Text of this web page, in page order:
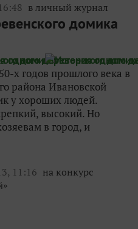
в личный журнал
домика
х годов прошлого века в
района Ивановской
у хороших людей.
высокий. Но
в город, и
11:16 на конкурс
»